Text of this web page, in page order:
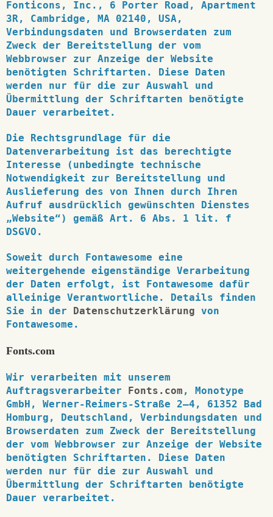
Fonticons, Inc., 6 Porter Road, Apartment
3R, Cambridge, MA 02140, USA,
Verbindungsdaten und Browserdaten zum
Zweck der Bereitstellung der vom
Webbrowser zur Anzeige der Website
benötigten Schriftarten. Diese Daten
werden nur für die zur Auswahl und
Übermittlung der Schriftarten benötigte
Dauer verarbeitet.
Die Rechtsgrundlage für die
Datenverarbeitung ist das berechtigte
Interesse (unbedingte technische
Notwendigkeit zur Bereitstellung und
Auslieferung des von Ihnen durch Ihren
Aufruf ausdrücklich gewünschten Dienstes
„Website“) gemäß Art. 6 Abs. 1 lit. f
DSGVO.
Soweit durch Fontawesome eine
weitergehende eigenständige Verarbeitung
der Daten erfolgt, ist Fontawesome dafür
alleinige Verantwortliche. Details finden
Sie in der Datenschutzerklärung von
Fontawesome.
Fonts.com
Wir verarbeiten mit unserem
Auftragsverarbeiter Fonts.com , Monotype
GmbH, Werner-Reimers-Straße 2–4, 61352 Bad
Homburg, Deutschland, Verbindungsdaten und
Browserdaten zum Zweck der Bereitstellung
der vom Webbrowser zur Anzeige der Website
benötigten Schriftarten. Diese Daten
werden nur für die zur Auswahl und
Übermittlung der Schriftarten benötigte
Dauer verarbeitet.